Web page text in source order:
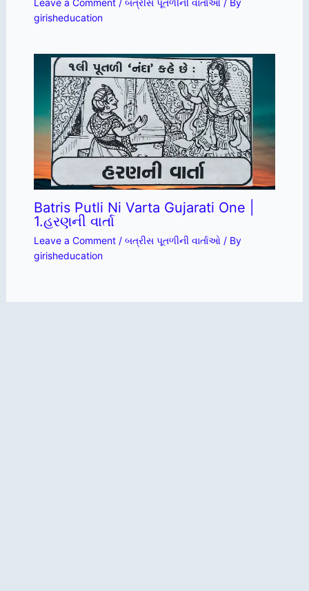
girisheducation
Batris Putli Ni Varta Gujarati One |
1.હરણની વાર્તા
Leave a Comment / બત્રીસ પૂતળીની વાર્તાઓ / By
girisheducation